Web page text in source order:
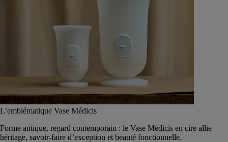
L’emblématique Vase Médicis
Forme antique, regard contemporain : le Vase Médicis en cire allie
héritage, savoir-faire d’exception et beauté fonctionnelle.